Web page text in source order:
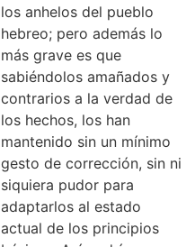
los anhelos del pueblo
hebreo; pero además lo
más grave es que
sabiéndolos amañados y
contrarios a la verdad de
los hechos, los han
mantenido sin un mínimo
gesto de corrección, sin ni
siquiera pudor para
adaptarlos al estado
actual de los principios